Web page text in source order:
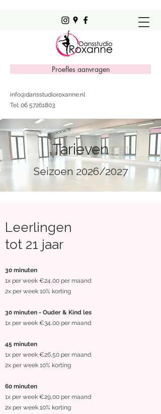
info@dansstudioroxanne.nl
Tel: 06 57261803
Proefles aanvragen
Tarieven
Seizoen 2026/2027
Leerlingen
tot 21 jaar
30 minuten
1x per week €24,00 per maand
2x per week 10% korting
30 minuten - Ouder & Kind les
1x per week €34,00 per maand
45 minuten
1x per week €26,50 per maand
2x per week 10% korting
60 minuten
1x per week €29,00 per maand
2x per week 10% korting